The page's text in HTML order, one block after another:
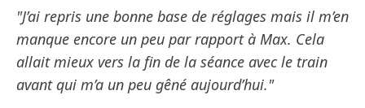
"J’ai repris une bonne base de réglages mais il m’en
manque encore un peu par rapport à Max. Cela
allait mieux vers la fin de la séance avec le train
avant qui m’a un peu gêné aujourd’hui."